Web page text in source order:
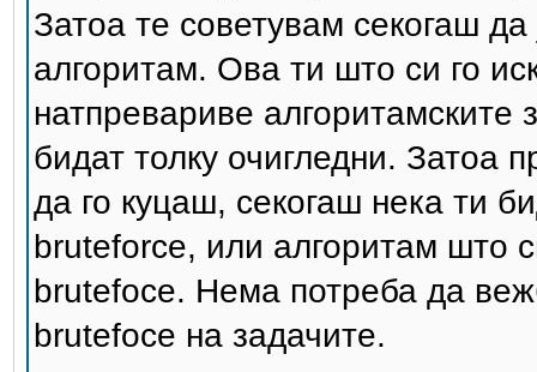
Затоа те советувам секогаш
алгоритам. Ова ти што си го
натпревариве алгоритамските
бидат толку очигледни. Затоа
да го куцаш, секогаш нека ти
bruteforce, или алгоритам што
brutefoce. Нема потреба да
brutefoce на задачите.